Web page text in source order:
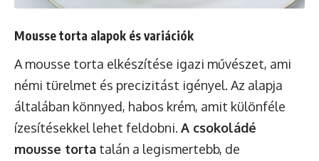
Mousse torta alapok és variációk
A mousse torta elkészítése igazi művészet, ami
némi türelmet és precizitást igényel. Az alapja
általában könnyed, habos krém, amit különféle
ízesítésekkel lehet feldobni. A csokoládé
mousse torta talán a legismertebb, de